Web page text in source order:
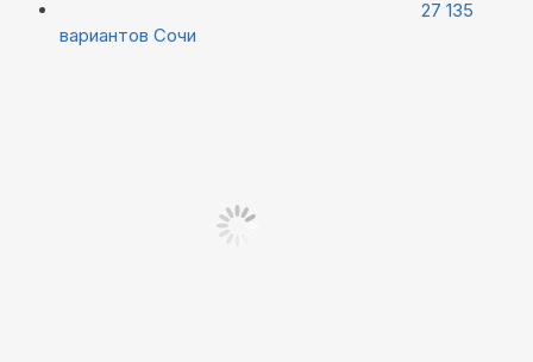
27 135
вариантов Сочи